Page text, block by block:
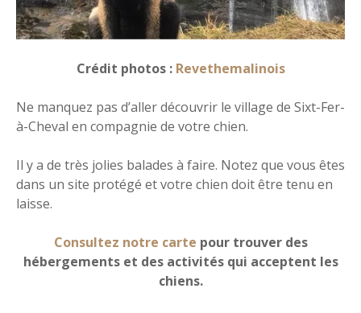
Crédit photos : Revethemalinois
Ne manquez pas d’aller découvrir le village de Sixt-Fer-
à-Cheval en compagnie de votre chien.
Il y a de très jolies balades à faire. Notez que vous êtes
dans un site protégé et votre chien doit être tenu en
laisse.
Consultez notre carte pour trouver des
hébergements et des activités qui acceptent les
chiens.